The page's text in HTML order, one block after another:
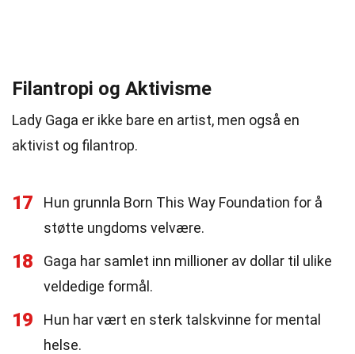
Filantropi og Aktivisme
Lady Gaga er ikke bare en artist, men også en
aktivist og filantrop.
17
Hun grunnla Born This Way Foundation for å
støtte ungdoms velvære.
18
Gaga har samlet inn millioner av dollar til ulike
veldedige formål.
19
Hun har vært en sterk talskvinne for mental
helse.